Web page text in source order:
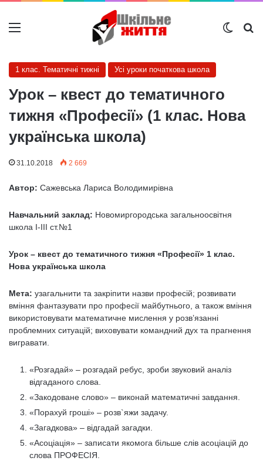
Меню
1 клас. Тематичні тижні Усі уроки початкова школа
Урок – квест до тематичного
тижня «Професії» (1 клас. Нова
українська школа)
31.10.2018 2 669
Автор: Сажевська Лариса Володимирівна
Навчальний заклад: Новомиргородська загальноосвітня
школа І-ІІІ ст.№1
Урок – квест до тематичного тижня «Професії» 1 клас.
Нова українська школа
Мета: узагальнити та закріпити назви професій; розвивати
вміння фантазувати про професії майбутнього, а також вміння
використовувати математичне мислення у розв’язанні
проблемних ситуацій; виховувати командний дух та прагнення
вигравати.
«Розгадай» – розгадай ребус, зроби звуковий аналіз
відгаданого слова.
«Закодоване слово» – виконай математичні завдання.
«Порахуй гроші» – розв`яжи задачу.
«Загадкова» – відгадай загадки.
«Асоціація» – записати якомога більше слів асоціацій до
слова ПРОФЕСІЯ.